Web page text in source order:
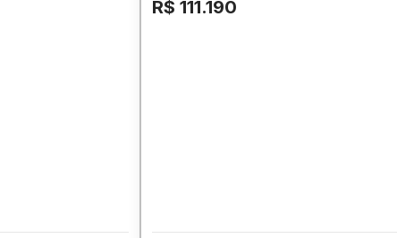
R$ 111.190